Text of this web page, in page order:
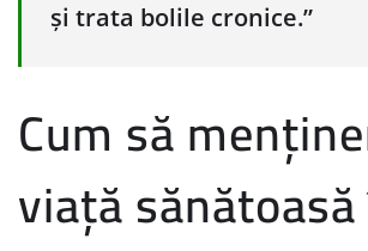
și trata bolile cronice.”
Cum să
viață